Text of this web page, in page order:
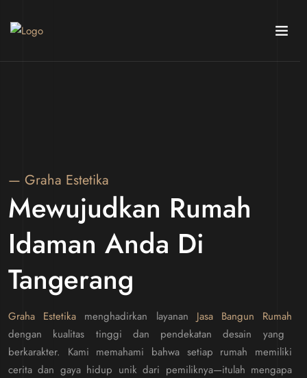
— Graha Estetika
Mewujudkan Rumah
Idaman Anda Di
Tangerang
Graha Estetika menghadirkan layanan Jasa Bangun Rumah
dengan kualitas tinggi dan pendekatan desain yang
berkarakter. Kami memahami bahwa setiap rumah memiliki
cerita dan gaya hidup unik dari pemiliknya—itulah mengapa